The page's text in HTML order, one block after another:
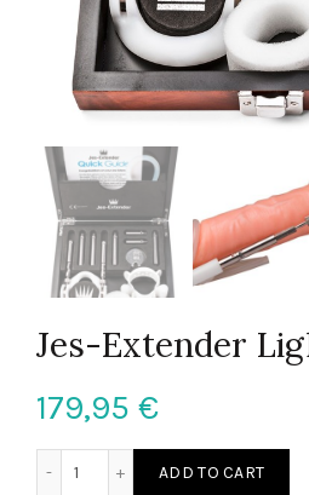
Jes-Extender
179,95 €
ADD TO CART